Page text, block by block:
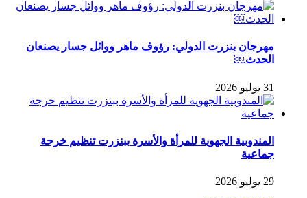
مهرجان بنزرت الدولي: رؤوف ماهر ووائل جسار يصنعان
الحدث￼
31 يوليو 2026
المندوبية الجهوية للمرأة والأسرة ببنزرت تنظيم خرجة
جماعية
29 يوليو 2026